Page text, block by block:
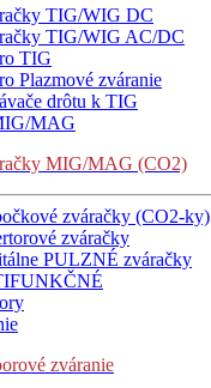
TIG/WIG DC
TIG/WIG AC/DC
TIG
Plazmové zváranie
drôtu k TIG
MAG
MIG/MAG (CO2)
zváračky (CO2-ky)
zváračky
PULZNÉ zváračky
zváranie